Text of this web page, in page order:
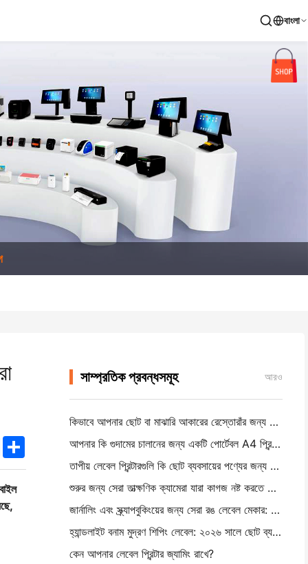
বাংলা
TwitterShare
সাম্প্রতিক প্রবন্ধসমূহ আরও
কিভাবে আপনার ছোট বা মাঝারি আকারের রেস্তোরাঁর জন্য সঠিক রেস্তোরাঁর সফটওয়্যার বেছে নিন
আপনার কি গুদামের চালানের জন্য একটি পোর্টেবল A4 প্রিন্টার প্রয়োজন? আসলে কি কাজ করে
তাপীয় লেবেল প্রিন্টারগুলি কি ছোট ব্যবসায়ের পণ্যের জন্য জলরোধী লেবেল তৈরি করতে পারে?
শুরুর জন্য সেরা তাত্ক্ষণিক ক্যামেরা যারা কাগজ নষ্ট করতে চায় না
জার্নালিং এবং স্ক্র্যাপবুকিংয়ের জন্য সেরা রঙ লেবেল মেকার: প্রতিটি পৃষ্ঠায় আরও রঙ যোগ করুন
হ্যান্ডলাইট বনাম মুদ্রণ শিপিং লেবেল: ২০২৬ সালে ছোট ব্যবসার জন্য টিপস
কেন আপনার লেবেল প্রিন্টার জ্যামিং রাখে?